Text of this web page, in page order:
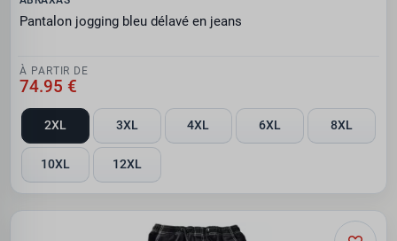
Pantalon jogging bleu délavé en jeans
À PARTIR DE
74.95 €
2XL 3XL 4XL 6XL 8XL
10XL 12XL